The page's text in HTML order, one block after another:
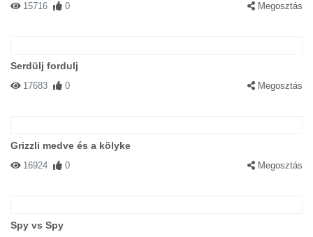
15716 0 Megosztás
Serdülj fordulj
17683 0 Megosztás
Grizzli medve és a kölyke
16924 0 Megosztás
Spy vs Spy